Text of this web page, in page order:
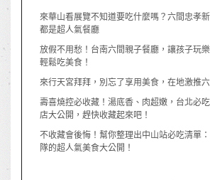
來華山看展覽不知道要吃什麼嗎？六間忠孝
都是超人氣餐廳
放假不用愁！台南六間親子餐廳，讓孩子玩
輕鬆吃美食！
來行天宮拜拜，別忘了享用美食，在地激推
壽喜燒控必收藏！湯底香、肉超嫩，台北必
店大公開，趕快收藏起來吧！
不收藏會後悔！幫你整理出中山站必吃清單
隊的超人氣美食大公開！